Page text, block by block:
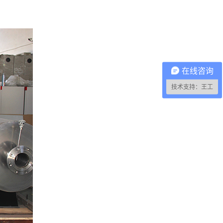
在线咨询
技术支持：王工